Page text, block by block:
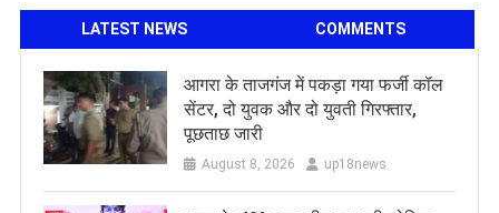
LATEST NEWS COMMENTS
आगरा के ताजगंज में पकड़ा गया फर्जी कॉल
सेंटर, दो युवक और दो युवती गिरफ्तार,
पूछताछ जारी
August 8, 2026 up18news